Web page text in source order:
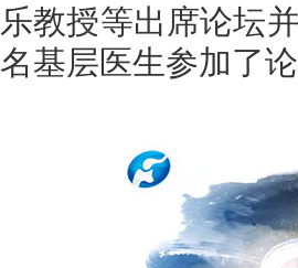
乐教授等出席论坛
名基层医生参加了论